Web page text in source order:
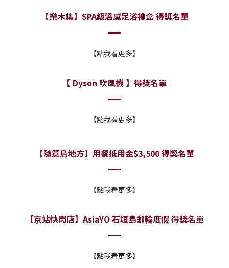
【樂木集】SPA級溫感足浴禮盒 得獎名單
【點我看更多】
【 Dyson 吹風機 】得獎名單
【點我看更多】
【隨意鳥地方】用餐抵用金$3,500 得獎名單
【點我看更多】
【京站快閃店】AsiaYO 石垣島郵輪度假 得獎名單
【點我看更多】